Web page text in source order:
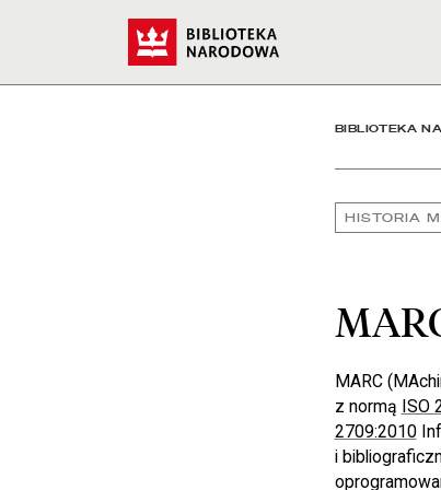
MARC - Biblioteka
BIBLIOTEKA
HISTORIA
MARC
z normą ISO
2709:2010
i